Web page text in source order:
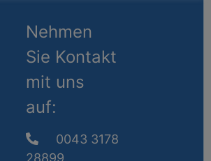
Nehmen
Sie Kontakt
mit uns
auf:
0043 3178
28899